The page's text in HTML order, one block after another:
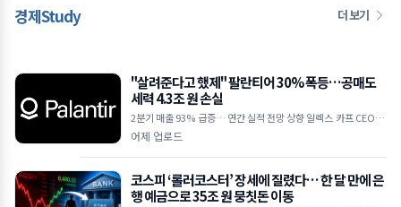
경제Study 더 보기
"살려준다고 했제" 팔란티어 30% 폭등…공매도
세력 4.3조 원 손실
2분기 매출 93% 급증… 연간 실적 전망 상향 알렉스 카프 CEO "A
I 수요 상상을 초월하는 수준" 하루 만에 30억 달러 손실… 공매도
어제 업로드
코스피 ‘롤러코스터’ 장세에 질렸다… 한 달 만에 은
행 예금으로 35조 원 뭉칫돈 이동